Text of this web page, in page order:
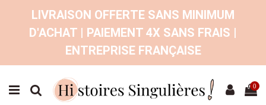
LIVRAISON OFFERTE SANS MINIMUM
D'ACHAT | PAIEMENT 4X SANS FRAIS |
ENTREPRISE FRANÇAISE
0